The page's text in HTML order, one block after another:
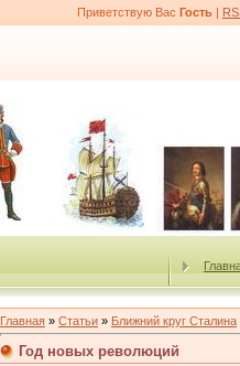
Приветствую Вас Гость |
Главная » Статьи » Ближний круг Сталина
Год новых революций